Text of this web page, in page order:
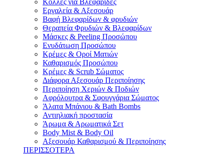
Κόλλες για Βλεφαρίδες
Εργαλεία & Αξεσουάρ
Βαφή Βλεφαρίδων & φρυδιών
Θεραπεία Φρυδιών & Βλεφαρίδων
Μάσκες & Peeling Προσώπου
Ενυδάτωση Προσώπου
Κρέμες & Οροί Ματιών
Καθαρισμός Προσώπου
Κρέμες & Scrub Σώματος
Διάφορα Αξεσουάρ Περιποίησης
Περιποίηση Χεριών & Ποδιών
Αφρόλουτρα & Σφουγγάρια Σώματος
Άλατα Μπάνιου & Bath Bombs
Αντιηλιακή προστασία
Άρωμα & Αρωματικά Σετ
Body Mist & Body Oil
Αξεσουάρ Καθαρισμού & Περιποίησης
ΠΕΡΙΣΣΟΤΕΡΑ